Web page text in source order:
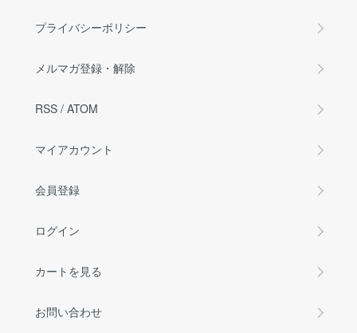
プライバシーポリシー
メルマガ登録・解除
RSS / ATOM
マイアカウント
会員登録
ログイン
カートを見る
お問い合わせ